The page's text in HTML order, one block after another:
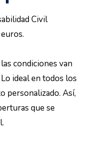
Civil
condiciones van
ideal en todos los
personalizado. Así,
que se